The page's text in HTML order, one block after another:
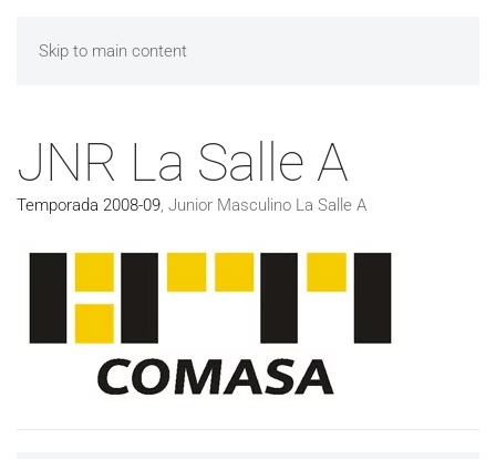
Skip to main content
JNR La Salle A
Temporada 2008-09, Junior Masculino La Salle A